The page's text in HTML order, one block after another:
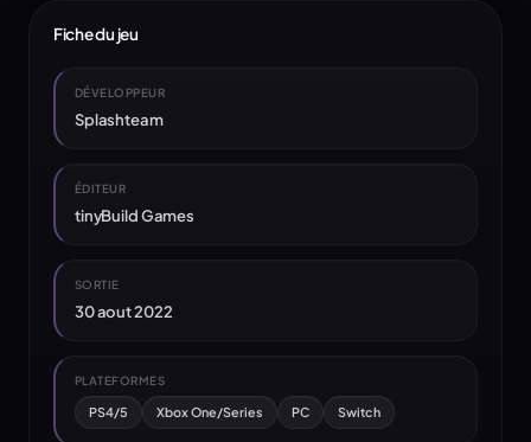
Fiche du jeu
DÉVELOPPEUR
Splashteam
ÉDITEUR
tinyBuild Games
SORTIE
30 aout 2022
PLATEFORMES
PS4/5 Xbox One/Series PC Switch